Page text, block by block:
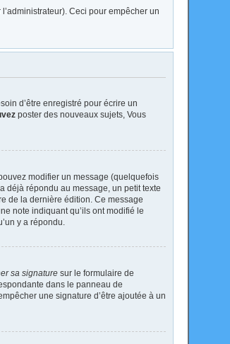
Ceci pour empêcher un
d’être enregistré pour écrire un
poster des nouveaux sujets, Vous
modifier un message (quelquefois
déjà répondu au message, un petit texte
de la dernière édition. Ce message
note indiquant qu’ils ont modifié le
y a répondu.
sa signature sur le formulaire de
dans le panneau de
une signature d’être ajoutée à un